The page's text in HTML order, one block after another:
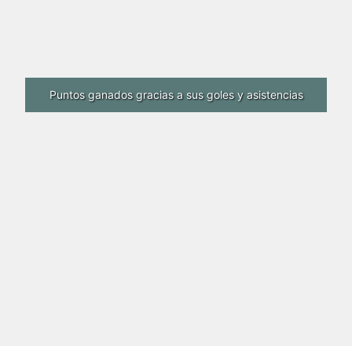
Puntos ganados gracias a sus goles y asistencias